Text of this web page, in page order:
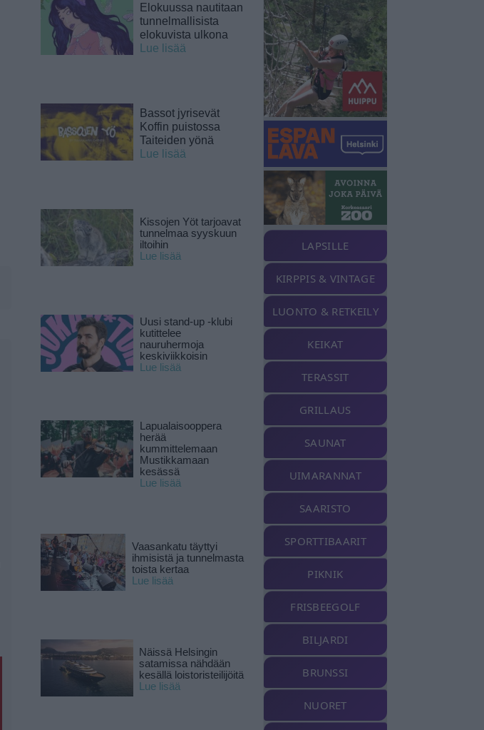
Elokuussa nautitaan
tunnelmallisista
elokuvista ulkona
Lue lisää
Bassot jyrisevät
Koffin puistossa
Taiteiden yönä
Lue lisää
Kissojen Yöt tarjoavat
tunnelmaa syyskuun
iltoihin
Lue lisää
Uusi stand-up -klubi
kutittelee
nauruhermoja
keskiviikkoisin
Lue lisää
Lapualaisooppera
herää
kummittelemaan
Mustikkamaan
kesässä
Lue lisää
Vaasankatu täyttyi
ihmisistä ja tunnelmasta
toista kertaa
Lue lisää
Näissä Helsingin
satamissa nähdään
kesällä loistoristeilijöitä
Lue lisää
LAPSILLE
KIRPPIS & VINTAGE
LUONTO & RETKEILY
KEIKAT
TERASSIT
GRILLAUS
SAUNAT
UIMARANNAT
SAARISTO
SPORTTIBAARIT
PIKNIK
FRISBEEGOLF
BILJARDI
BRUNSSI
NUORET